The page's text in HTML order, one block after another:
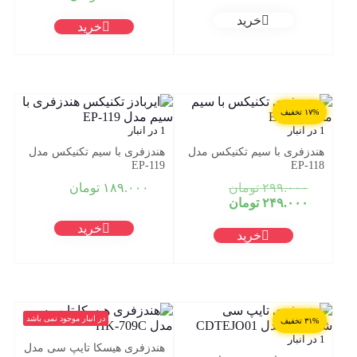
خرید خرید
۱۷% تخفیف
1 در انبار
هندزفری با سیم تکنیکس مدل
EP-118
۲۹۹.۰۰۰ تومانقیمت
بود.
۲۴۹.۰۰۰ تومان
۲۴۹.۰۰۰ تومان.
خرید
1 در انبار
هندزفری با سیم تکنیکس مدل
EP-119
۱۸۹.۰۰۰ تومان
خرید
۳۱% تخفیف
1 در انبار
در انبار موجود نمی باشد
هندزفری هیسکا تایپ سی مدل